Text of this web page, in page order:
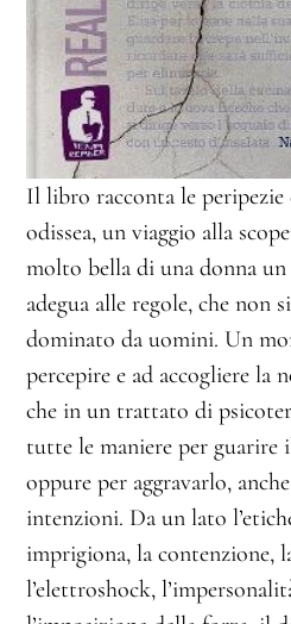
Il libro racconta le peripezie
odissea, un viaggio alla
molto bella di una donna un
adegua alle regole, che non
dominato da uomini. Un
percepire e ad accogliere la
che in un trattato di
tutte le maniere per guarire
oppure per aggravarlo,
intenzioni. Da un lato
imprigiona, la contenzione,
l’elettroshock,